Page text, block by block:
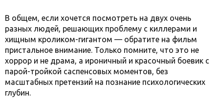
В общем, если хочется посмотреть на двух очень
разных людей, решающих проблему с киллерами и
хищным кроликом-гигантом — обратите на фильм
пристальное внимание. Только помните, что это не
хоррор и не драма, а ироничный и красочный боевик c
парой-тройкой саспенсовых моментов, без
масштабных претензий на познание психологических
глубин.